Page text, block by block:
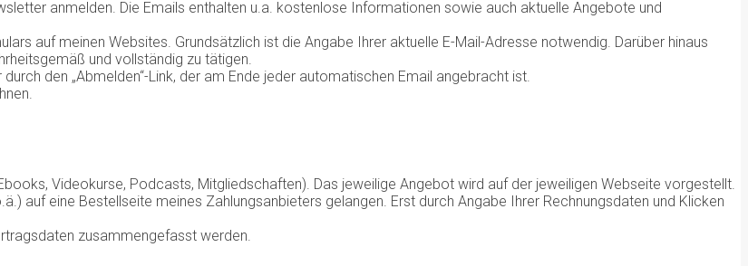
anmelden. Die Emails enthalten u.a. kostenlose Informationen sowie auch aktuelle Angebote und
auf meinen Websites. Grundsätzlich ist die Angabe Ihrer aktuelle E-Mail-Adresse notwendig. Darüber hinaus
und vollständig zu tätigen.
den „Abmelden“-Link, der am Ende jeder automatischen Email angebracht ist.
Videokurse, Podcasts, Mitgliedschaften). Das jeweilige Angebot wird auf der jeweiligen Webseite vorgestellt.
auf eine Bestellseite meines Zahlungsanbieters gelangen. Erst durch Angabe Ihrer Rechnungsdaten und Klicken
zusammengefasst werden.